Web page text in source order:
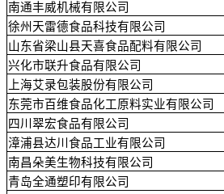
南通丰威机械有限公司
徐州天雷德食品科技有限公司
山东省梁山县天喜食品配料有限公司
兴化市联升食品有限公司
上海艾录包装股份有限公司
东莞市百维食品化工原料实业有限公司
四川翠宏食品有限公司
漳浦县达川食品工业有限公司
南昌朵美生物科技有限公司
青岛全通塑印有限公司